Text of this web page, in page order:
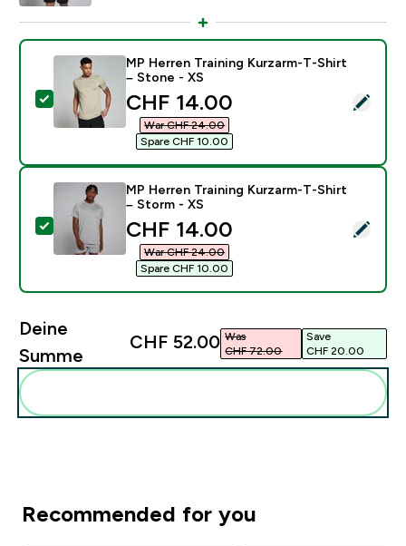
Dieses Produkt ausw�hlen - MP Herren Training
MP Herren Training Kurzarm-T-Shirt
– Stone - XS
discounted price
CHF 14.00‎
War CHF 24.00‎
Spare CHF 10.00‎
Dieses Produkt ausw�hlen - MP Herren Training
MP Herren Training Kurzarm-T-Shirt
– Storm - XS
discounted price
CHF 14.00‎
War CHF 24.00‎
Spare CHF 10.00‎
Deine
Summe
CHF 52.00‎ Was
CHF 72.00‎
Save
CHF 20.00‎
Recommended for you